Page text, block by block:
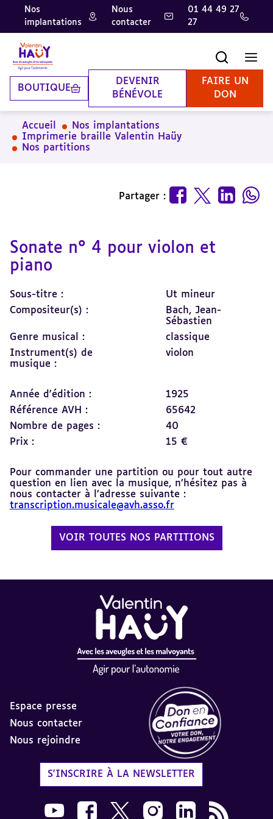
Aller
contenu
principal
Aller
pied
de
page
Aller
la
recherche
Nos
implantations
Nous
contacter
01 44 49 27
27
BOUTIQUE
DEVENIR
BÉNÉVOLE
FAIRE UN
DON
Accueil
Nos implantations
Imprimerie braille Valentin Haüy
Nos partitions
Partager :
Sonate n° 4 pour violon et
piano
Sous-titre :
Ut mineur
Compositeur(s) :
Bach, Jean-
Sébastien
Genre musical :
classique
Instrument(s) de
musique :
violon
Année d'édition :
1925
Référence AVH :
65642
Nombre de pages :
40
Prix :
15 €
Pour commander une partition ou pour tout autre
question en lien avec la musique, n’hésitez pas à
nous contacter à l’adresse suivante :
transcription.musicale@avh.asso.fr
VOIR TOUTES NOS PARTITIONS
Espace presse
Nous contacter
Nous rejoindre
S'INSCRIRE À LA NEWSLETTER
Nous suivre sur Youtube AVH dans une
Nous suivre sur Facebook AVH dans
Nous suivre sur X AVH dans une
Nous suivre sur Instagram
Nous suivre sur
Flux RSS